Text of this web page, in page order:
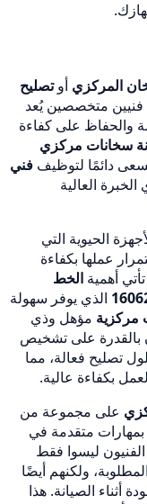
المركزي أوتصليح
فنيين متخصصين يُعد
والحفاظ على كفاءة
سخانات مركزي
دائمًا لتوظيف فني
العالية
الحيوية التي
عملها بكفاءة
أهمية الخط
الذي يوفر سهولة
مركزية مؤهل وذي
بالقدرة على تشخيص
تصليح فعالة، مما
بكفاءة عالية.
على مجموعة من
بمهارات متقدمة في
الفنيون ليسوا فقط
ولكنهم أيضًا
أثناء الصيانة. هذا